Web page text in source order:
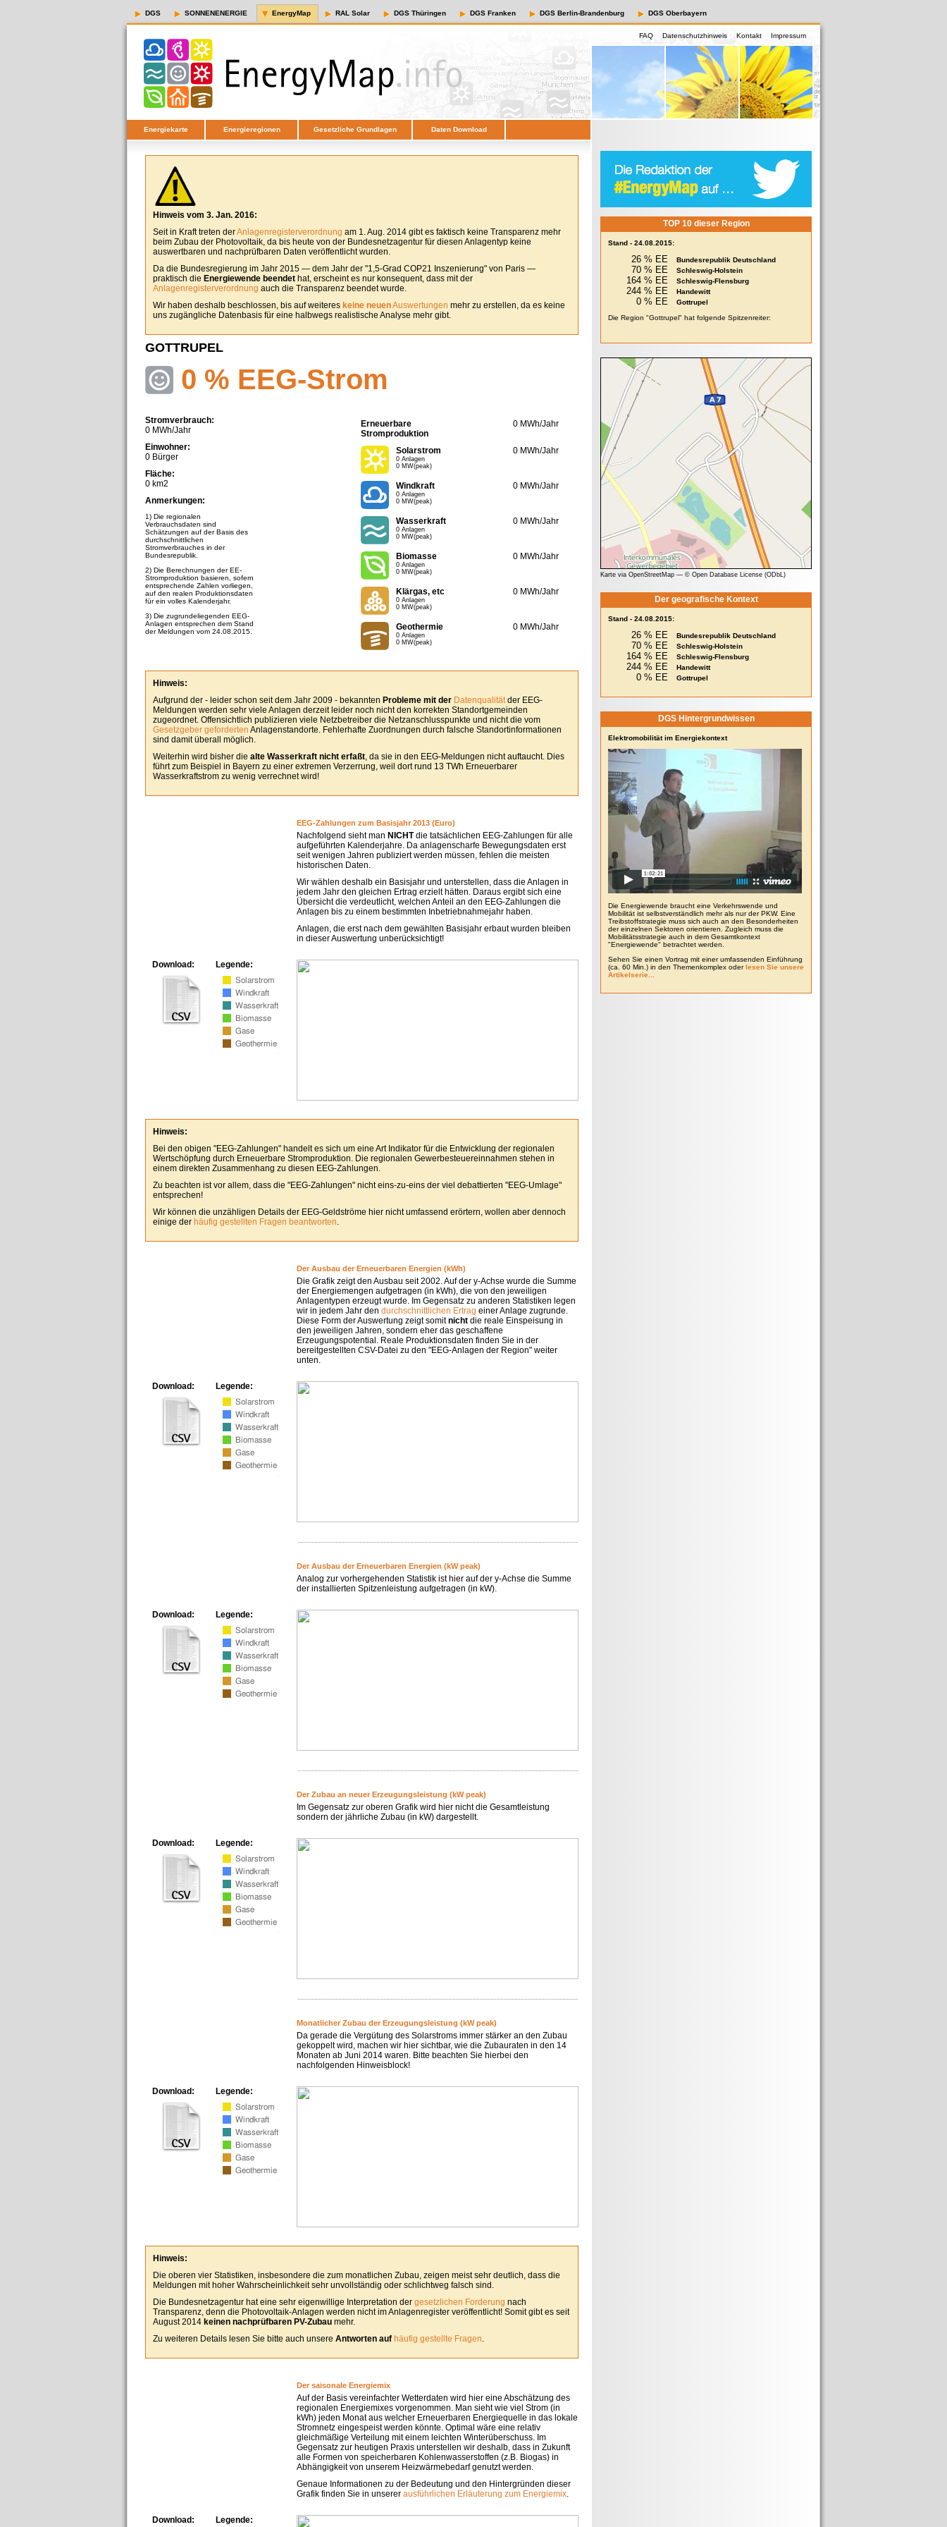
DGS SONNENENERGIE EnergyMap RAL Solar DGS Thüringen DGS Franken DGS Berlin-Brandenburg DGS Oberbayern
FAQ Datenschutzhinweis Kontakt Impressum
Energiekarte Energieregionen Gesetzliche Grundlagen Daten Download
Hinweis vom 3. Jan. 2016:
Seit in Kraft treten derAnlagenregisterverordnung am 1. Aug. 2014 gibt es faktisch keine Transparenz mehr
beim Zubau der Photovoltaik, da bis heute von der Bundesnetzagentur für diesen Anlagentyp keine
auswertbaren und nachprüfbaren Daten veröffentlicht wurden.
Da die Bundesregierung im Jahr 2015 — dem Jahr der "1,5-Grad COP21 Inszenierung" von Paris —
praktisch die Energiewende beendet hat, erscheint es nur konsequent, dass mit der
Anlagenregisterverordnung auch die Transparenz beendet wurde.
Wir haben deshalb beschlossen, bis auf weiteres keine neuenAuswertungen mehr zu erstellen, da es keine
uns zugängliche Datenbasis für eine halbwegs realistische Analyse mehr gibt.
GOTTRUPEL
0 % EEG-Strom
Stromverbrauch:
0 MWh/Jahr
Einwohner:
0 Bürger
Fläche:
0 km2
Anmerkungen:
1) Die regionalen
Verbrauchsdaten sind
Schätzungen auf der Basis des
durchschnittlichen
Stromverbrauches in der
Bundesrepublik.
2) Die Berechnungen der EE-
Stromproduktion basieren, sofern
entsprechende Zahlen vorliegen,
auf den realen Produktionsdaten
für ein volles Kalenderjahr.
3) Die zugrundeliegenden EEG-
Anlagen entsprechen dem Stand
der Meldungen vom 24.08.2015.
Erneuerbare
Stromproduktion
0 MWh/Jahr
Solarstrom
0 Anlagen
0 MW(peak)
0 MWh/Jahr
Windkraft
0 Anlagen
0 MW(peak)
0 MWh/Jahr
Wasserkraft
0 Anlagen
0 MW(peak)
0 MWh/Jahr
Biomasse
0 Anlagen
0 MW(peak)
0 MWh/Jahr
Klärgas, etc
0 Anlagen
0 MW(peak)
0 MWh/Jahr
Geothermie
0 Anlagen
0 MW(peak)
0 MWh/Jahr
Hinweis:
Aufgrund der - leider schon seit dem Jahr 2009 - bekannten Probleme mit der Datenqualitätder EEG-
Meldungen werden sehr viele Anlagen derzeit leider noch nicht den korrekten Standortgemeinden
zugeordnet. Offensichtlich publizieren viele Netzbetreiber die Netzanschlusspunkte und nicht die vom
Gesetzgeber geforderten Anlagenstandorte. Fehlerhafte Zuordnungen durch falsche Standortinformationen
sind damit überall möglich.
Weiterhin wird bisher die alte Wasserkraft nicht erfaßt, da sie in den EEG-Meldungen nicht auftaucht. Dies
führt zum Beispiel in Bayern zu einer extremen Verzerrung, weil dort rund 13 TWh Erneuerbarer
Wasserkraftstrom zu wenig verrechnet wird!
EEG-Zahlungen zum Basisjahr 2013 (Euro)
Nachfolgend sieht man NICHTdie tatsächlichen EEG-Zahlungen für alle
aufgeführten Kalenderjahre. Da anlagenscharfe Bewegungsdaten erst
seit wenigen Jahren publiziert werden müssen, fehlen die meisten
historischen Daten.
Wir wählen deshalb ein Basisjahr und unterstellen, dass die Anlagen in
jedem Jahr den gleichen Ertrag erzielt hätten. Daraus ergibt sich eine
Übersicht die verdeutlicht, welchen Anteil an den EEG-Zahlungen die
Anlagen bis zu einem bestimmten Inbetriebnahmejahr haben.
Anlagen, die erst nach dem gewählten Basisjahr erbaut wurden bleiben
in dieser Auswertung unberücksichtigt!
Legende:
Download:
Hinweis:
Bei den obigen "EEG-Zahlungen" handelt es sich um eine Art Indikator für die Entwicklung der regionalen
Wertschöpfung durch Erneuerbare Stromproduktion. Die regionalen Gewerbesteuereinnahmen stehen in
einem direkten Zusammenhang zu diesen EEG-Zahlungen.
Zu beachten ist vor allem, dass die "EEG-Zahlungen" nicht eins-zu-eins der viel debattierten "EEG-Umlage"
entsprechen!
Wir können die unzähligen Details der EEG-Geldströme hier nicht umfassend erörtern, wollen aber dennoch
einige der häufig gestellten Fragen beantworten.
Der Ausbau der Erneuerbaren Energien (kWh)
Die Grafik zeigt den Ausbau seit 2002. Auf der y-Achse wurde die Summe
der Energiemengen aufgetragen (in kWh), die von den jeweiligen
Anlagentypen erzeugt wurde. Im Gegensatz zu anderen Statistiken legen
wir in jedem Jahr den durchschnittlichen Ertrag einer Anlage zugrunde.
Diese Form der Auswertung zeigt somitnicht die reale Einspeisung in
den jeweiligen Jahren, sondern eher das geschaffene
Erzeugungspotential. Reale Produktionsdaten finden Sie in der
bereitgestellten CSV-Datei zu den "EEG-Anlagen der Region" weiter
unten.
Legende:
Download:
Der Ausbau der Erneuerbaren Energien (kW peak)
Analog zur vorhergehenden Statistik ist hier auf der y-Achse die Summe
der installierten Spitzenleistung aufgetragen (in kW).
Legende:
Download:
Der Zubau an neuer Erzeugungsleistung (kW peak)
Im Gegensatz zur oberen Grafik wird hier nicht die Gesamtleistung
sondern der jährliche Zubau (in kW) dargestellt.
Legende:
Download:
Monatlicher Zubau der Erzeugungsleistung (kW peak)
Da gerade die Vergütung des Solarstroms immer stärker an den Zubau
gekoppelt wird, machen wir hier sichtbar, wie die Zubauraten in den 14
Monaten ab Juni 2014 waren. Bitte beachten Sie hierbei den
nachfolgenden Hinweisblock!
Legende:
Download:
Hinweis:
Die oberen vier Statistiken, insbesondere die zum monatlichen Zubau, zeigen meist sehr deutlich, dass die
Meldungen mit hoher Wahrscheinlichkeit sehr unvollständig oder schlichtweg falsch sind.
Die Bundesnetzagentur hat eine sehr eigenwillige Interpretation der gesetzlichen Forderung nach
Transparenz, denn die Photovoltaik-Anlagen werden nicht im Anlagenregister veröffentlicht! Somit gibt es seit
August 2014 keinen nachprüfbaren PV-Zubau mehr.
Zu weiteren Details lesen Sie bitte auch unsere Antworten auf häufig gestellte Fragen.
Der saisonale Energiemix
Auf der Basis vereinfachter Wetterdaten wird hier eine Abschätzung des
regionalen Energiemixes vorgenommen. Man sieht wie viel Strom (in
kWh) jeden Monat aus welcher Erneuerbaren Energiequelle in das lokale
Stromnetz eingespeist werden könnte. Optimal wäre eine relativ
gleichmäßige Verteilung mit einem leichten Winterüberschuss. Im
Gegensatz zur heutigen Praxis unterstellen wir deshalb, dass in Zukunft
alle Formen von speicherbaren Kohlenwasserstoffen (z.B. Biogas) in
Abhängigkeit von unserem Heizwärmebedarf genutzt werden.
Genaue Informationen zu der Bedeutung und den Hintergründen dieser
Grafik finden Sie in unserer ausführlichen Erläuterung zum Energiemix.
Legende:
Download:
TOP 10 dieser Region
Stand - 24.08.2015:
26 % EE Bundesrepublik Deutschland
70 % EE Schleswig-Holstein
164 % EE Schleswig-Flensburg
244 % EE Handewitt
0 % EE
Gottrupel
Die Region "Gottrupel" hat folgende Spitzenreiter:
Karte via OpenStreetMap — © Open Database License (ODbL)
Der geografische Kontext
Stand - 24.08.2015:
26 % EE Bundesrepublik Deutschland
70 % EE Schleswig-Holstein
164 % EE Schleswig-Flensburg
244 % EE Handewitt
0 % EE Gottrupel
DGS Hintergrundwissen
Elektromobilität im Energiekontext
Die Energiewende braucht eine Verkehrswende und
Mobilität ist selbstverständlich mehr als nur der PKW. Eine
Treibstoffstrategie muss sich auch an den Besonderheiten
der einzelnen Sektoren orientieren. Zugleich muss die
Mobilitätsstrategie auch in dem Gesamtkontext
"Energiewende" betrachtet werden.
Sehen Sie einen Vortrag mit einer umfassenden Einführung
(ca. 60 Min.) in den Themenkomplex oderlesen Sie unsere
Artikelserie...